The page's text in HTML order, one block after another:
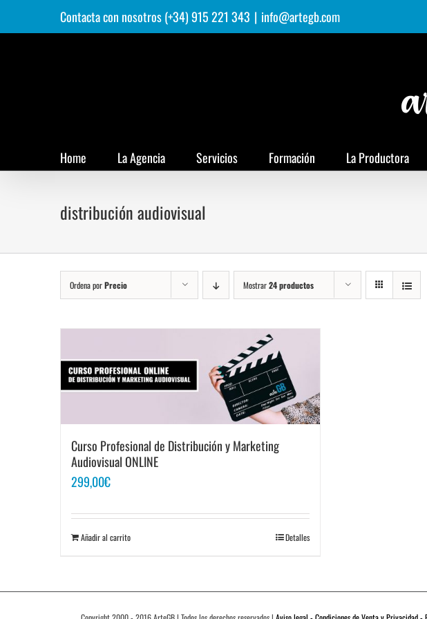
al
Contacta con nosotros (+34) 915 221 343 | info@artegb.com
Home La Agencia Servicios Formación La Productora
distribución audiovisual
Ordena porPrecio Mostrar24 productos
Curso Profesional de Distribución y Marketing
Audiovisual ONLINE
299,00€
Añadir al carrito Detalles